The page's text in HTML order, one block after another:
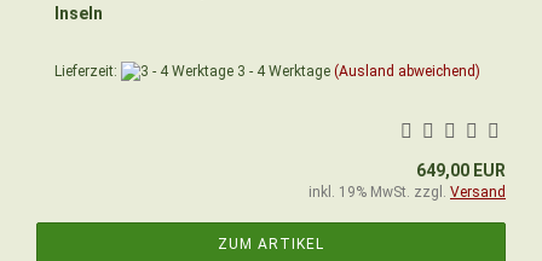
Inseln
Lieferzeit: 3 - 4 Werktage (Ausland abweichend)
649,00 EUR
inkl. 19% MwSt. zzgl. Versand
ZUM ARTIKEL